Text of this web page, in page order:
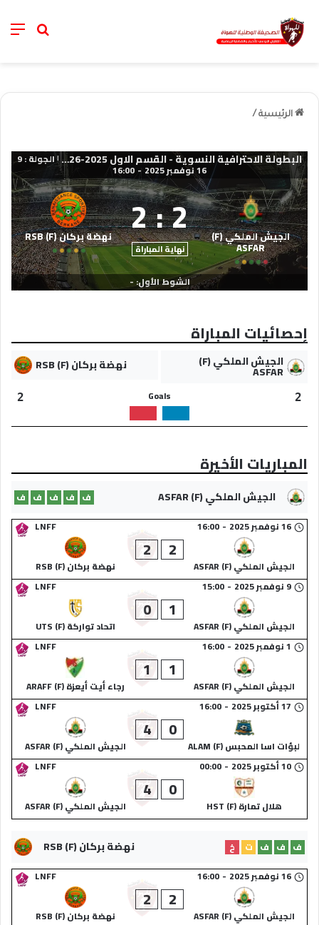
خانة
الرئيسية /
البطولة الاحترافية النسوية - القسم الاول 2025-2026 | الجولة : 9
16 نوفمبر 2025 -
16:00
الجيش الملكي (F)
ASFAR
2
:
2
نهاية المباراة
نهضة بركان (F) RSB
الشوط الأول: -
إحصائيات المباراة
الجيش الملكي (F)
ASFAR نهضة بركان (F) RSB
2
Goals
2
المباريات الأخيرة
الجيش الملكي (F) ASFAR ف ف ف ف ف
LNFF
16 نوفمبر 2025 -
16:00
الجيش الملكي (F) ASFAR
2
2
نهضة بركان (F) RSB
LNFF
9 نوفمبر 2025 -
15:00
الجيش الملكي (F) ASFAR
1
0
اتحاد تواركة (F) UTS
LNFF
1 نوفمبر 2025 -
16:00
الجيش الملكي (F) ASFAR
1
1
رجاء أيت أيعزة (F) ARAFF
LNFF
17 أكتوبر 2025 -
16:00
لبؤات اسا المحبس (F) ALAM
0
4
الجيش الملكي (F) ASFAR
LNFF
10 أكتوبر 2025 -
00:00
هلال تمارة (F) HST
0
4
الجيش الملكي (F) ASFAR
نهضة بركان (F) RSB ف ف ف ت
خ
LNFF
16 نوفمبر 2025 -
16:00
الجيش الملكي (F) ASFAR
2
2
نهضة بركان (F) RSB